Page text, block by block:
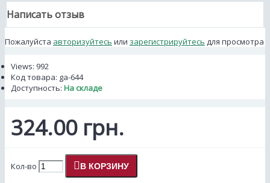
Написать отзыв
Пожалуйста авторизуйтесь или зарегистрируйтесь для просмотра
Views: 992
Код товара: ga-644
Доступность: На складе
324.00 грн.
Кол-во В КОРЗИНУ